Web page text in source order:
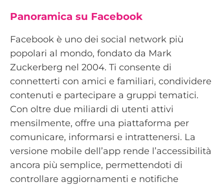
Panoramica su Facebook
Facebook è uno dei social network più
popolari al mondo, fondato da Mark
Zuckerberg nel 2004. Ti consente di
connetterti con amici e familiari, condividere
contenuti e partecipare a gruppi tematici.
Con oltre due miliardi di utenti attivi
mensilmente, offre una piattaforma per
comunicare, informarsi e intrattenersi. La
versione mobile dell’app rende l’accessibilità
ancora più semplice, permettendoti di
controllare aggiornamenti e notifiche